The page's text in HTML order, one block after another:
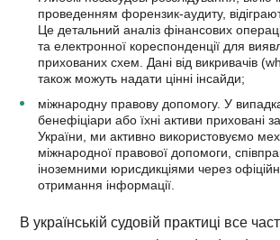
проведенням форензик-аудиту,
Це детальний аналіз фінансових
та електронної кореспонденції для
прихованих схем. Дані від викривачів
також можуть надати цінні інсайди;
міжнародну правову допомогу. У
бенефіціари або їхні активи приховані
України, ми активно використовуємо
міжнародної правової допомоги,
іноземними юрисдикціями через
отримання інформації.
В українській судовій практиці все